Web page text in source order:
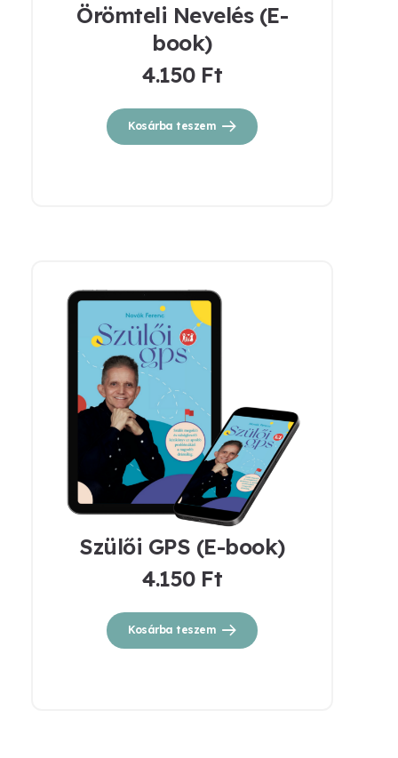
Örömteli Nevelés (E-
book)
4.150 Ft
Kosárba teszem
Szülői GPS (E-book)
4.150 Ft
Kosárba teszem